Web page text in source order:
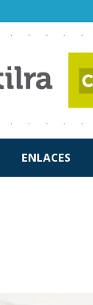
ENLACES